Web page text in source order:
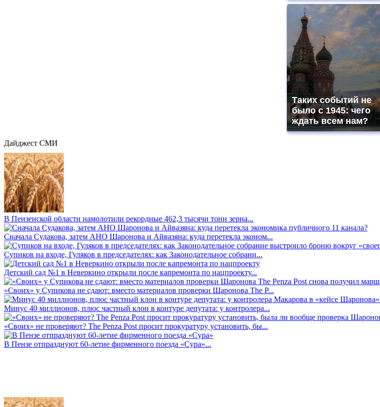
Таких событий не
было с 1945: чего
ждать всем нам?
Дайджест СМИ
В Пензенской области намолотили рекордные 462,3 тысячи тонн зерна...
Сначала Судакова, затем АНО Шаронова и Айвазяна: куда перетекла эконом...
Супиков на входе, Гуляков в председателях: как Законодательное собрани...
Детский сад №1 в Неверкино открыли после капремонта по нацпроекту...
«Своих» у Супикова не сдают: вместо материалов проверки Шаронова The P...
Минус 40 миллионов, плюс частный клон в контуре депутата: у контролера...
«Своих» не проверяют? The Penza Post просит прокуратуру установить, бы...
В Пензе отпразднуют 60-летие фирменного поезда «Сура»...